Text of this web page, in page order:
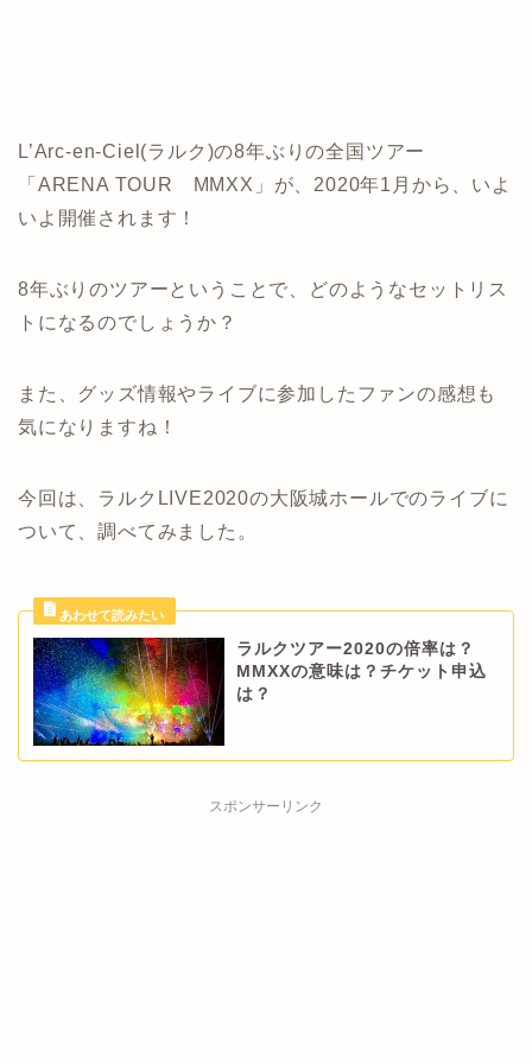
L’Arc-en-Ciel(ラルク)の8年ぶりの全国ツアー
「ARENA TOUR MMXX」が、2020年1月から、いよ
いよ開催されます！
8年ぶりのツアーということで、どのようなセットリス
トになるのでしょうか？
また、グッズ情報やライブに参加したファンの感想も
気になりますね！
今回は、ラルクLIVE2020の大阪城ホールでのライブに
ついて、調べてみました。
ラルクツアー2020の倍率は？
MMXXの意味は？チケット申込
は？
スポンサーリンク